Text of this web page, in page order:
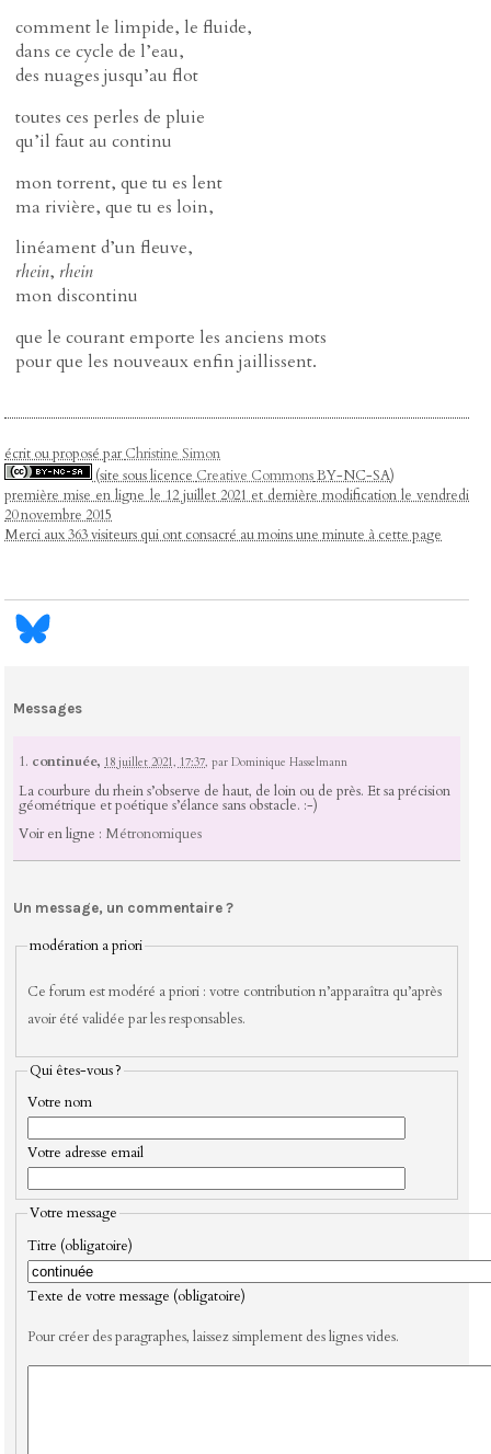
comment le limpide, le fluide,
dans ce cycle de l’eau,
des nuages jusqu’au flot
toutes ces perles de pluie
qu’il faut au continu
mon torrent, que tu es lent
ma rivière, que tu es loin,
linéament d’un fleuve,
rhein, rhein
mon discontinu
que le courant emporte les anciens mots
pour que les nouveaux enfin jaillissent.
écrit ou proposé parChristine Simon
(site sous licence Creative CommonsBY-NC-SA)
première mise en ligne le 12 juillet 2021 et dernière modification le vendredi
20 novembre 2015
Merci aux 363 visiteurs qui ont consacré au moins une minute à cette page
Messages
1. continuée, 18 juillet 2021, 17:37,parDominique Hasselmann
La courbure du rhein s’observe de haut, de loin ou de près. Et sa précision
géométrique et poétique s’élance sans obstacle. :-)
Voir en ligne : Métronomiques
Un message, un commentaire ?
modération a priori
Ce forum est modéré a priori : votre contribution n’apparaîtra qu’après
avoir été validée par les responsables.
Qui êtes-vous ?
Votre nom
Votre adresse email
Votre message
Titre (obligatoire)
Texte de votre message (obligatoire)
Pour créer des paragraphes, laissez simplement des lignes vides.